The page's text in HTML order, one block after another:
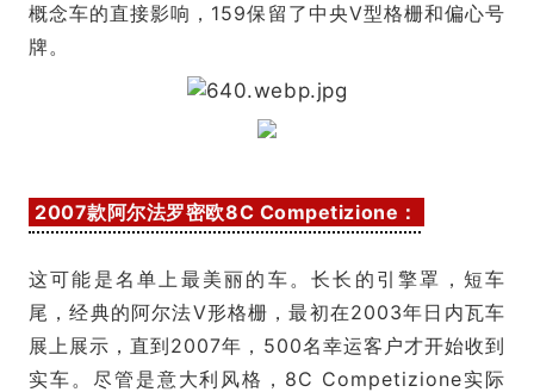
概念车的直接影响，159保留了中央V型格栅和偏心号
牌。
2007款阿尔法罗密欧8C Competizione：
这可能是名单上最美丽的车。长长的引擎罩，短车
尾，经典的阿尔法V形格栅，最初在2003年日内瓦车
展上展示，直到2007年，500名幸运客户才开始收到
实车。尽管是意大利风格，8C Competizione实际